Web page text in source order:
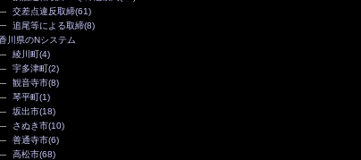
交差点違反取締(61)
追尾等による取締(8)
川県のNシステム
綾川町(4)
宇多津町(2)
観音寺市(8)
琴平町(1)
坂出市(18)
さぬき市(10)
善通寺市(6)
高松市(68)